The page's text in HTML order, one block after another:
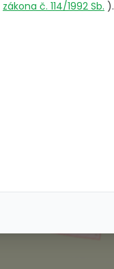
zákona č. 114/1992 Sb. ).